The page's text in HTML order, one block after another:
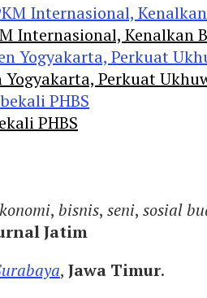
Internasional, Kenalkan
Perkuat
PHBS
, bisnis, seni, sosial
Jatim
, Jawa Timur.